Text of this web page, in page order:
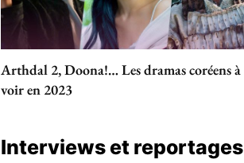
Arthdal 2, Doona!… Les dramas coréens à
voir en 2023
Interviews et reportages